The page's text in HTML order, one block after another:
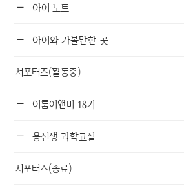
아이 노트
아이와 가볼만한 곳
서포터즈(활동중)
이룸이앤비 18기
용선생 과학교실
서포터즈(종료)